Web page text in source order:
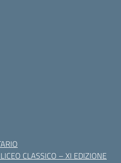
CLASSICO – XI EDIZIONE